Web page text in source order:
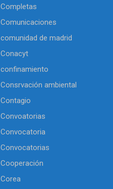
Completas
Comunicaciones
comunidad de madrid
Conacyt
confinamiento
Consrvación ambiental
Contagio
Convoatorias
Convocatoria
Convocatorias
Cooperación
Corea